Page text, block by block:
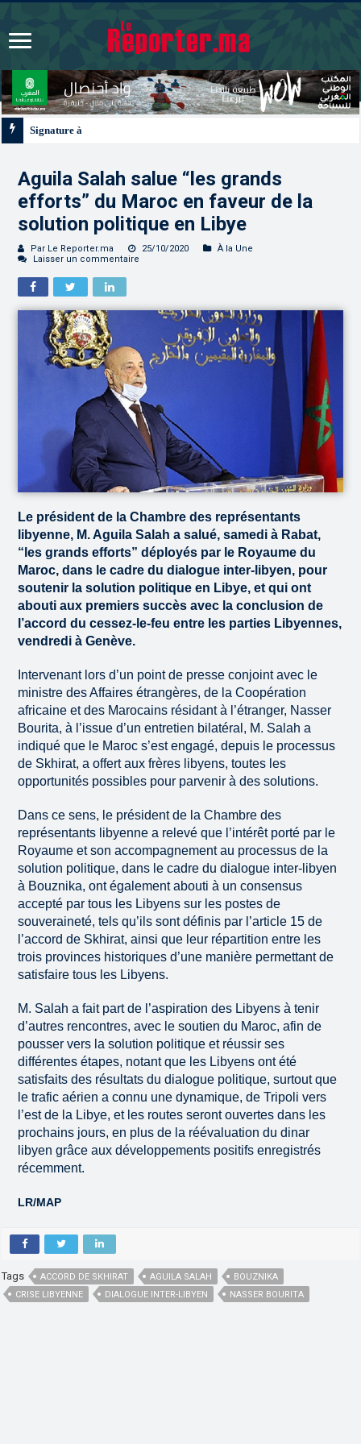
Aguila Salah salue “les grands
efforts” du Maroc en faveur de la
solution politique en Libye
Par Le Reporter.ma 25/10/2020
À la Une
Laisser un commentaire
Le président de la Chambre des représentants
libyenne, M. Aguila Salah a salué, samedi à Rabat,
“les grands efforts” déployés par le Royaume du
Maroc, dans le cadre du dialogue inter-libyen, pour
soutenir la solution politique en Libye, et qui ont
abouti aux premiers succès avec la conclusion de
l’accord du cessez-le-feu entre les parties Libyennes,
vendredi à Genève.
Intervenant lors d’un point de presse conjoint avec le
ministre des Affaires étrangères, de la Coopération
africaine et des Marocains résidant à l’étranger, Nasser
Bourita, à l’issue d’un entretien bilatéral, M. Salah a
indiqué que le Maroc s’est engagé, depuis le processus
de Skhirat, a offert aux frères libyens, toutes les
opportunités possibles pour parvenir à des solutions.
Dans ce sens, le président de la Chambre des
représentants libyenne a relevé que l’intérêt porté par le
Royaume et son accompagnement au processus de la
solution politique, dans le cadre du dialogue inter-libyen
à Bouznika, ont également abouti à un consensus
accepté par tous les Libyens sur les postes de
souveraineté, tels qu’ils sont définis par l’article 15 de
l’accord de Skhirat, ainsi que leur répartition entre les
trois provinces historiques d’une manière permettant de
satisfaire tous les Libyens.
M. Salah a fait part de l’aspiration des Libyens à tenir
d’autres rencontres, avec le soutien du Maroc, afin de
pousser vers la solution politique et réussir ses
différentes étapes, notant que les Libyens ont été
satisfaits des résultats du dialogue politique, surtout que
le trafic aérien a connu une dynamique, de Tripoli vers
l’est de la Libye, et les routes seront ouvertes dans les
prochains jours, en plus de la réévaluation du dinar
libyen grâce aux développements positifs enregistrés
récemment.
LR/MAP
Tags ACCORD DE SKHIRAT AGUILA SALAH
BOUZNIKA
CRISE LIBYENNE
DIALOGUE INTER-LIBYEN NASSER BOURITA